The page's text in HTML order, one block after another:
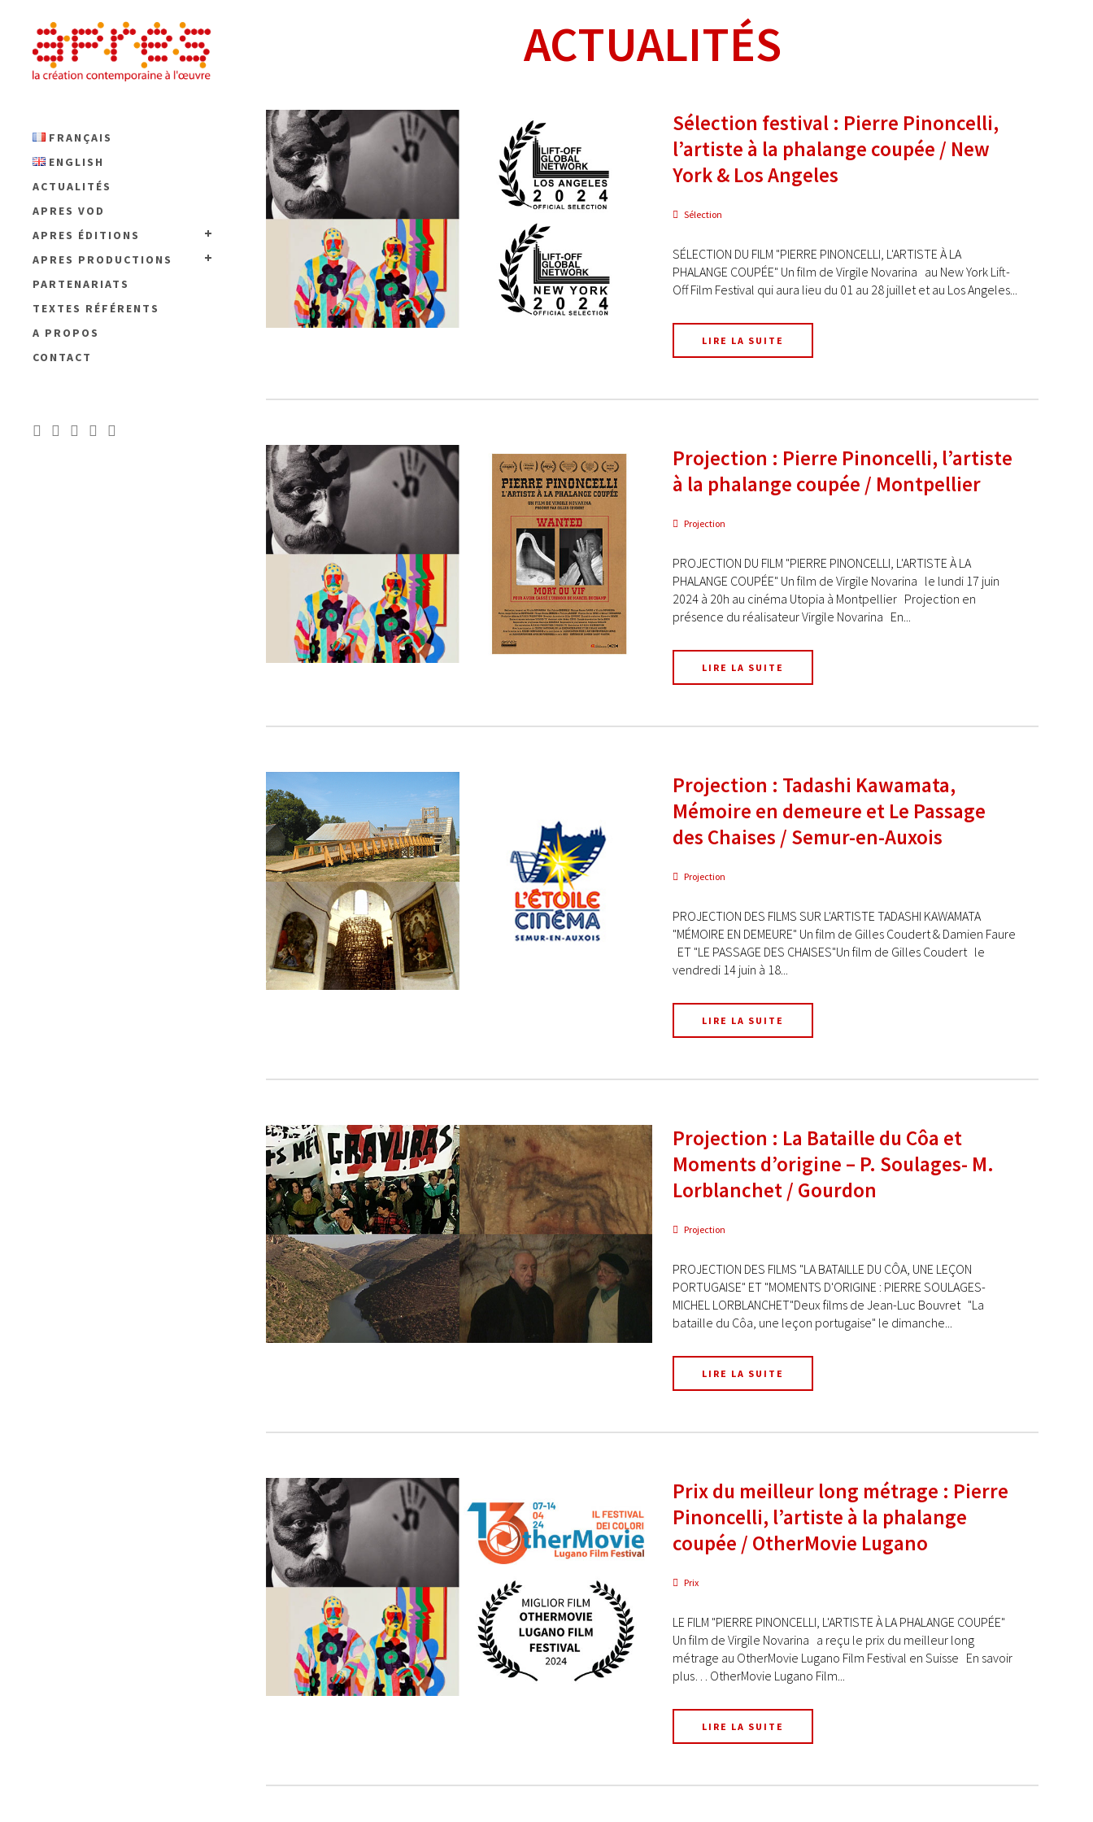
FRANÇAIS
ENGLISH
ACTUALITÉS
APRES VOD
APRES ÉDITIONS
APRES PRODUCTIONS
PARTENARIATS
TEXTES RÉFÉRENTS
A PROPOS
CONTACT
ACTUALITÉS
Sélection festival : Pierre Pinoncelli,
l’artiste à la phalange coupée / New
York & Los Angeles
Sélection
SÉLECTION DU FILM "PIERRE PINONCELLI, L'ARTISTE À LA
PHALANGE COUPÉE" Un film de Virgile Novarina au New York Lift-
Off Film Festival qui aura lieu du 01 au 28 juillet et au Los Angeles...
LIRE LA SUITE
Projection : Pierre Pinoncelli, l’artiste
à la phalange coupée / Montpellier
Projection
PROJECTION DU FILM "PIERRE PINONCELLI, L'ARTISTE À LA
PHALANGE COUPÉE" Un film de Virgile Novarina le lundi 17 juin
2024 à 20h au cinéma Utopia à Montpellier Projection en
présence du réalisateur Virgile Novarina En...
LIRE LA SUITE
Projection : Tadashi Kawamata,
Mémoire en demeure et Le Passage
des Chaises / Semur-en-Auxois
Projection
PROJECTION DES FILMS SUR L'ARTISTE TADASHI KAWAMATA
"MÉMOIRE EN DEMEURE" Un film de Gilles Coudert & Damien Faure
ET "LE PASSAGE DES CHAISES"Un film de Gilles Coudert le
vendredi 14 juin à 18...
LIRE LA SUITE
Projection : La Bataille du Côa et
Moments d’origine – P. Soulages- M.
Lorblanchet / Gourdon
Projection
PROJECTION DES FILMS "LA BATAILLE DU CÔA, UNE LEÇON
PORTUGAISE" ET "MOMENTS D'ORIGINE : PIERRE SOULAGES-
MICHEL LORBLANCHET"Deux films de Jean-Luc Bouvret "La
bataille du Côa, une leçon portugaise" le dimanche...
LIRE LA SUITE
Prix du meilleur long métrage : Pierre
Pinoncelli, l’artiste à la phalange
coupée / OtherMovie Lugano
Prix
LE FILM "PIERRE PINONCELLI, L'ARTISTE À LA PHALANGE COUPÉE"
Un film de Virgile Novarina a reçu le prix du meilleur long
métrage au OtherMovie Lugano Film Festival en Suisse En savoir
plus… OtherMovie Lugano Film...
LIRE LA SUITE